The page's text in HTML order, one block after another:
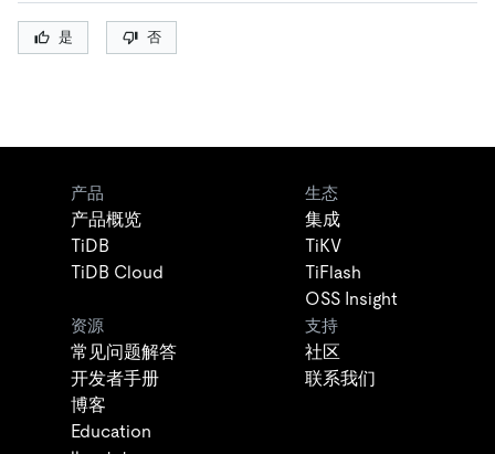
是 否
产品
产品概览
TiDB
TiDB Cloud
生态
集成
TiKV
TiFlash
OSS Insight
资源
常见问题解答
开发者手册
博客
Education
支持
社区
联系我们